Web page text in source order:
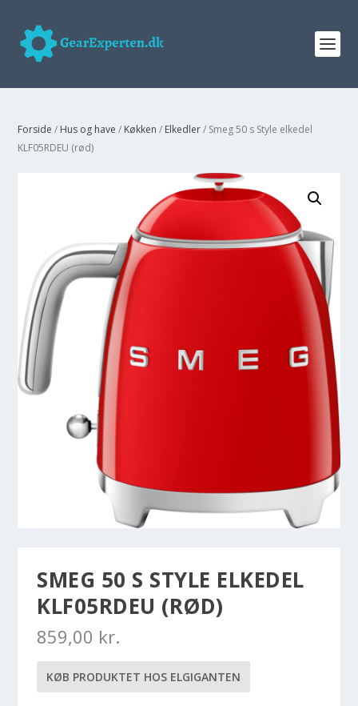
Forside / Hus og have / Køkken / Elkedler/ Smeg 50 s Style elkedel
KLF05RDEU (rød)
SMEG 50 S STYLE ELKEDEL
KLF05RDEU (RØD)
859,00 kr.
KØB PRODUKTET HOS ELGIGANTEN